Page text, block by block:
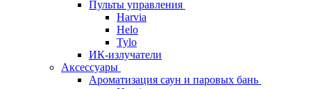
Пульты управления
Harvia
Helo
Tylo
ИК-излучатели
Аксессуары
Ароматизация саун и паровых бань